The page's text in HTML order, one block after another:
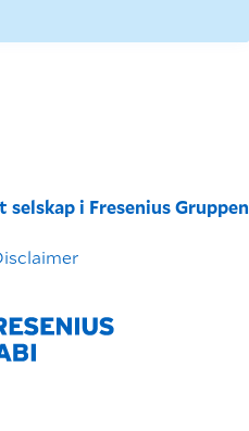
selskap i Fresenius Gruppen